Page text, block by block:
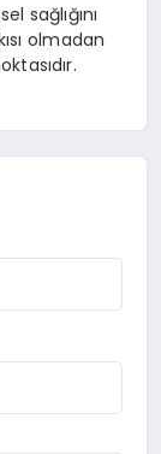
sağlığını
olmadan